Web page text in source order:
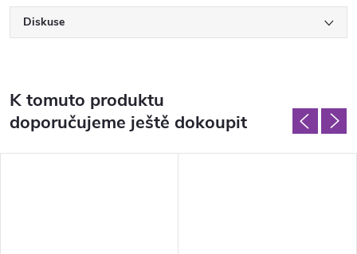
Diskuse
K tomuto produktu
doporučujeme ještě dokoupit